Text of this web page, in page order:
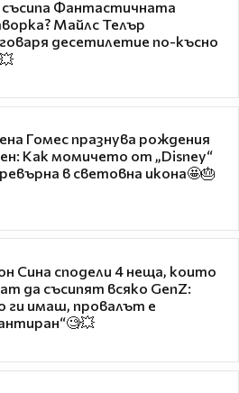
съсипа Фантастичната
Майлс Телър
десетилетие по-късно
Гомес празнува рождения
Как момичето от „Disney“
в световна икона🤩🎂
Сина сподели 4 неща, които
да съсипят всяко GenZ:
ги имаш, провалът е